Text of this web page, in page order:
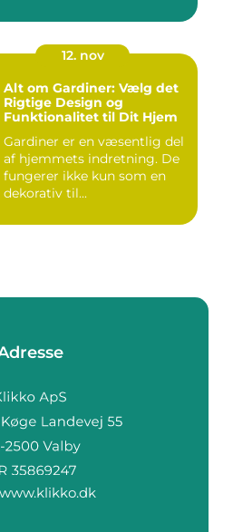
12. nov
Alt om Gardiner: Vælg det
Rigtige Design og
Funktionalitet til Dit Hjem
Gardiner er en væsentlig del
af hjemmets indretning. De
fungerer ikke kun som en
dekorativ til...
www.klikko.dk